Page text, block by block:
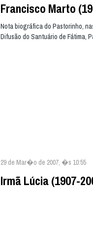
Francisco Marto
Nota biográfica do Pastorinho,
Difusão do Santuário de Fátima,
29 de Mar�o de 2007, �s 10:55
Irmã Lúcia (1907-